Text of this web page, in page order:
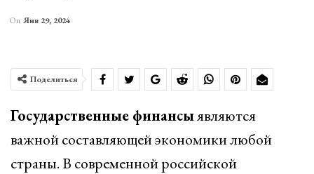
On Янв 29, 2024
Поделиться
Государственные финансыявляются
важной составляющей экономики любой
страны. В современной российской